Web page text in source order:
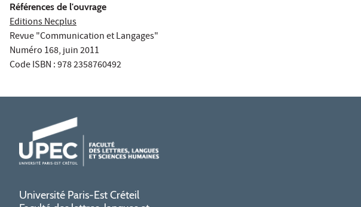
Références de l'ouvrage
Editions Necplus
Revue "Communication et Langages"
Numéro 168, juin 2011
Code ISBN : 978 2358760492
Université Paris-Est Créteil